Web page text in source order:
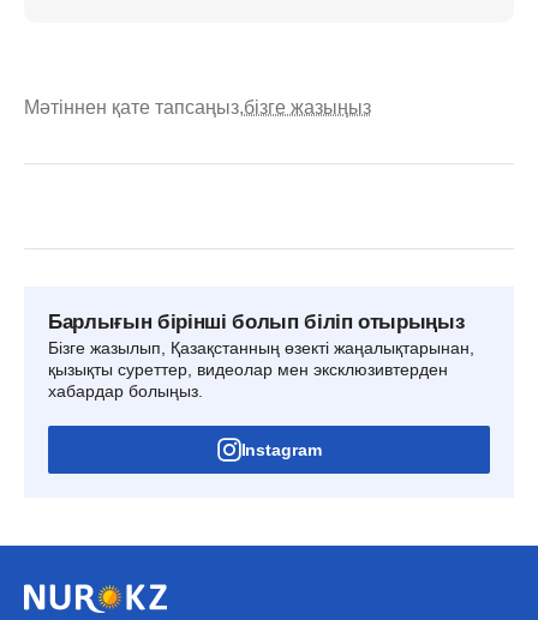
Мәтіннен қате тапсаңыз,бізге жазыңыз
Барлығын бірінші болып біліп отырыңыз
Бізге жазылып, Қазақстанның өзекті жаңалықтарынан,
қызықты суреттер, видеолар мен эксклюзивтерден
хабардар болыңыз.
Instagram